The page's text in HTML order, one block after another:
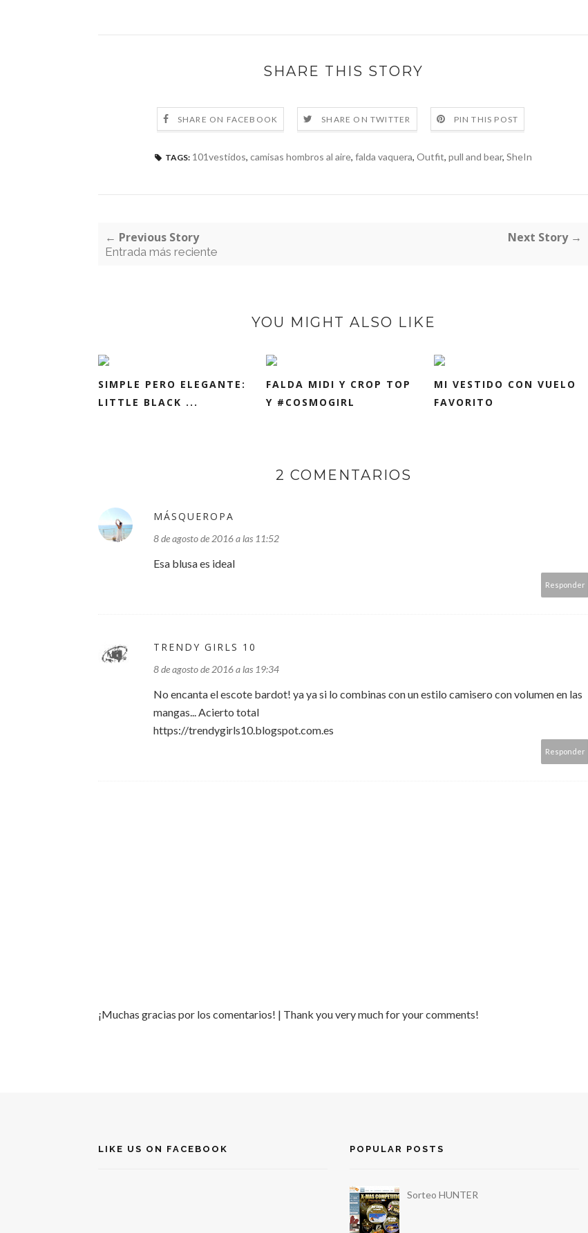
SHARE THIS STORY
SHARE ON FACEBOOK SHARE ON TWITTER PIN THIS POST
TAGS: 101vestidos, camisas hombros al aire, falda vaquera, Outfit, pull and bear, SheIn
← Previous Story
Entrada más reciente
Next Story →
YOU MIGHT ALSO LIKE
SIMPLE PERO ELEGANTE:
LITTLE BLACK ...
FALDA MIDI Y CROP TOP
Y #COSMOGIRL
MI VESTIDO CON VUELO
FAVORITO
2 COMENTARIOS
MÁSQUEROPA
8 de agosto de 2016 a las 11:52
Esa blusa es ideal
Responder
TRENDY GIRLS 10
8 de agosto de 2016 a las 19:34
No encanta el escote bardot! ya ya si lo combinas con un estilo camisero con volumen en las
mangas... Acierto total
https://trendygirls10.blogspot.com.es
Responder
¡Muchas gracias por los comentarios! | Thank you very much for your comments!
LIKE US ON FACEBOOK POPULAR POSTS
Sorteo HUNTER